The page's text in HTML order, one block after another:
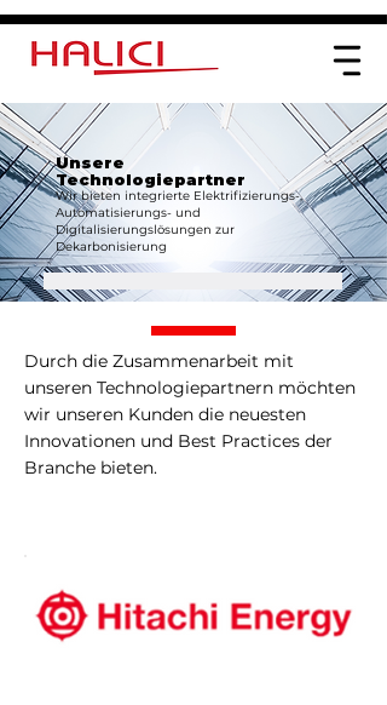
Unsere
Technologiepartner
Wir bieten integrierte Elektrifizierungs-,
Automatisierungs- und
Digitalisierungslösungen zur
Dekarbonisierung
Durch die Zusammenarbeit mit
unseren Technologiepartnern möchten
wir unseren Kunden die neuesten
Innovationen und Best Practices der
Branche bieten.